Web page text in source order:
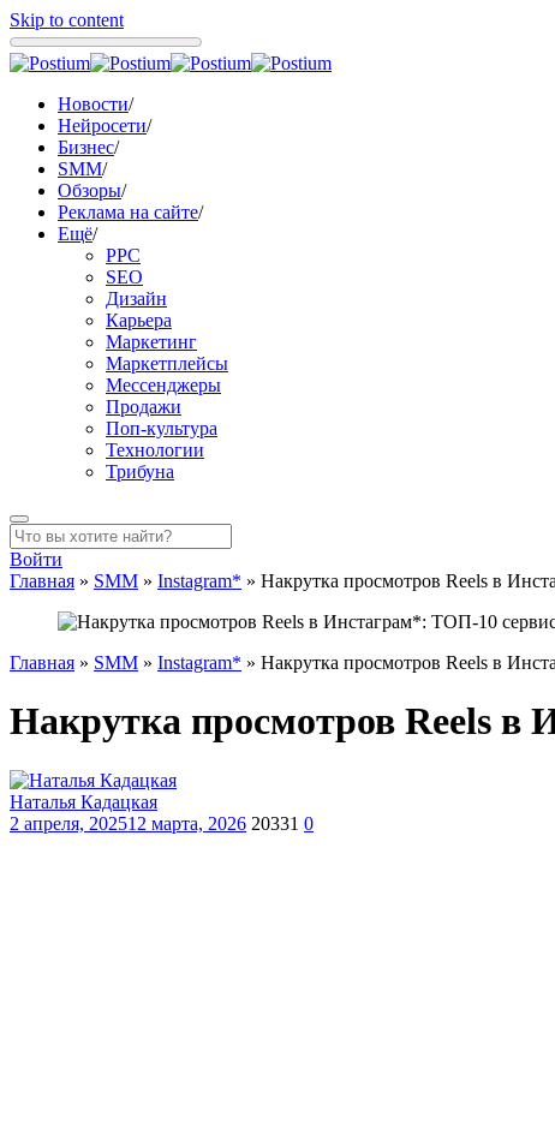
Skip to content
Новости/
Нейросети/
Бизнес/
SMM/
Обзоры/
Реклама на сайте/
Ещё/
PPC
SEO
Дизайн
Карьера
Маркетинг
Маркетплейсы
Мессенджеры
Продажи
Поп-культура
Технологии
Трибуна
Войти
Главная » SMM » Instagram* » Накрутка просмотров Reels в
Главная » SMM » Instagram* » Накрутка просмотров Reels в
Накрутка просмотров Reels
Наталья Кадацкая
2 апреля, 202512 марта, 2026 20331 0